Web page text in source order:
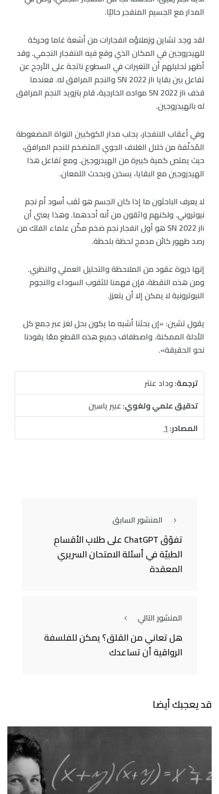
المدار مع الجسيم المنفجر حاليًا.
لقد وجد تشاين وزملاؤه انفجارات من أشعة غاما وحركة
للهيدروجين في المكان الذي وقع فيه الانفجار النجمي. وقد
أظهر تحليلهم أن التغيرات في السطوع ناتجة على الأرجح عن
تفاعل بين بقايا SN 2022 jli والنجم المرافق له. فعندما
قذف SN 2022 jli مواده الخارجية، قام بتزويد النجم المرافق
له بالهيدروجين.
وفي أعقاب الانفجار، يجلب مدار الكوكبين النواة المضغوطة
المُخلّفة من خلال الغلاف الجوي المتضخم للنجم المرافق،
حيث يمتص كمية كبيرة من الهيدروجين. ومع تفاعل هذا
الهيدروجين مع البقايا، يسخن ويحدث اللمعان.
لا يعرف الباحثون ما إذا كان الجسم هو ثقب أسود أم نجم
نيوتروني. ولكنهم واثقون من أنه أحدهما. وهذا يعني أن
SN 2022 jli هو أول انفجار نجم ضخم مكّن علماء الفلك من
رصد ظهور كائن مدمج لحظة بلحظة.
إنها ذروة عقود من الملاحظة والتحليل العملي والنظري.
ومن هذه النقطة، فإن فهمنا للثقوب السوداء والنجوم
النيوترونية لا يمكن إلا أن يتعزز.
يقول تشين: «إن بحثنا أشبه ما يكون بحل لغز عبر جمع كل
الأدلة الممكنة. واصطفاف جميع هذه القطع معًا يقودنا
نحو الحقيقة».
ترجمة:وداد عنتر
تدقيق علمي ولغوي:عبير ياسين
المصادر:1
المنشور السابق
تفوّقَ ChatGPT على طلابِ الأقسامِ
الطبيّة في أسئلة الامتحان السريري
المعقدة
المنشور التالي
هل تعاني من القلق؟ يمكن للفلسفة
الرواقية أن تساعدك
قد يعجبك أيضا